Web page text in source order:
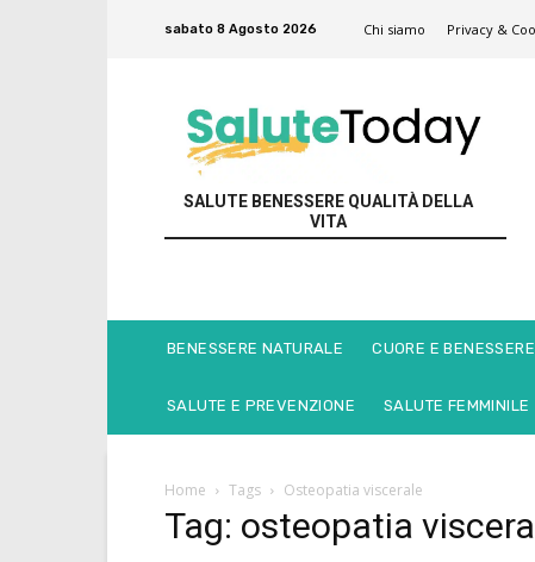
sabato 8 Agosto 2026 Chi siamo Privacy &
SALUTE BENESSERE QUALITÀ DELLA
VITA
BENESSERE NATURALE CUORE E BENESSERE
SALUTE E PREVENZIONE SALUTE FEMMINILE
Home Tags Osteopatia viscerale
Tag: osteopatia